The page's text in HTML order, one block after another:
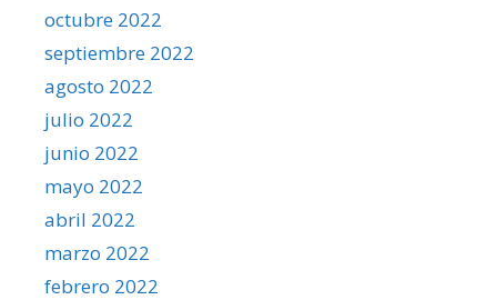
octubre 2022
septiembre 2022
agosto 2022
julio 2022
junio 2022
mayo 2022
abril 2022
marzo 2022
febrero 2022